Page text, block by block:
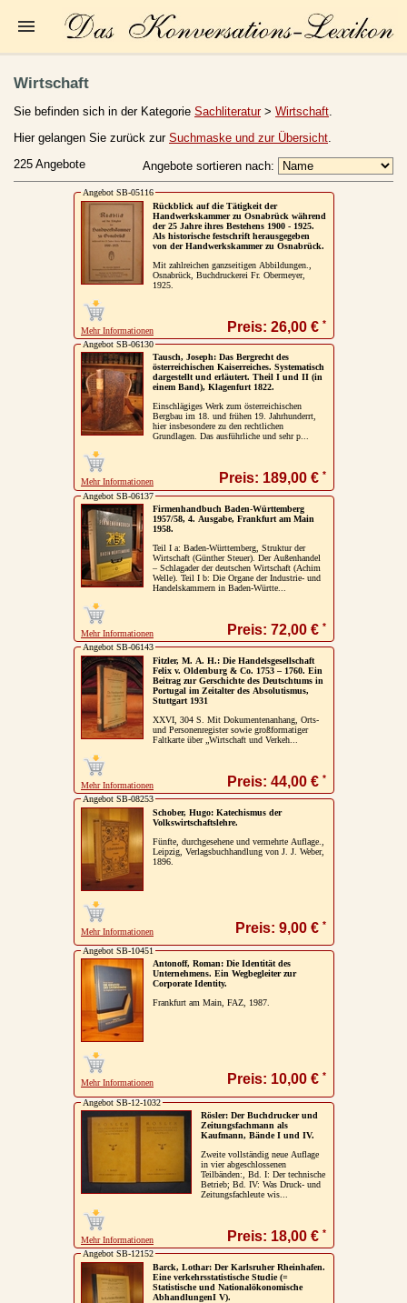
Kleine Kulturgeschichte
Die Brockhaus Auflagen
Die Meyer Auflagen
Zu den Angeboten
Widerrufsbelehrung
Geschäftsbedingungen
Datenschutzerklärung
Impressum / Kontakt
Vertrag widerrufen
Ihr Warenkorb
Wirtschaft
Sie befinden sich in der Kategorie Sachliteratur> Wirtschaft.
Hier gelangen Sie zurück zur Suchmaske und zur Übersicht.
225 Angebote
Angebote sortieren nach:
Angebot SB-05116
Rückblick auf die Tätigkeit der
Handwerkskammer zu Osnabrück während
der 25 Jahre ihres Bestehens 1900 - 1925.
Als historische festschrift herausgegeben
von der Handwerkskammer zu Osnabrück.
Mit zahlreichen ganzseitigen Abbildungen.,
Osnabrück, Buchdruckerei Fr. Obermeyer,
1925.
Mehr Informationen Preis: 26,00 € *
Angebot SB-06130
Tausch, Joseph: Das Bergrecht des
österreichischen Kaiserreiches. Systematisch
dargestellt und erläutert. Theil I und II (in
einem Band), Klagenfurt 1822.
Einschlägiges Werk zum österreichischen
Bergbau im 18. und frühen 19. Jahrhunderrt,
hier insbesondere zu den rechtlichen
Grundlagen. Das ausführliche und sehr p...
Mehr Informationen Preis: 189,00 € *
Angebot SB-06137
Firmenhandbuch Baden-Württemberg
1957/58, 4. Ausgabe, Frankfurt am Main
1958.
Teil I a: Baden-Württemberg, Struktur der
Wirtschaft (Günther Steuer). Der Außenhandel
– Schlagader der deutschen Wirtschaft (Achim
Welle). Teil I b: Die Organe der Industrie- und
Handelskammern in Baden-Württe...
Mehr Informationen Preis: 72,00 € *
Angebot SB-06143
Fitzler, M. A. H.: Die Handelsgesellschaft
Felix v. Oldenburg & Co. 1753 – 1760. Ein
Beitrag zur Gerschichte des Deutschtums in
Portugal im Zeitalter des Absolutismus,
Stuttgart 1931
XXVI, 304 S. Mit Dokumentenanhang, Orts-
und Personenregister sowie großformatiger
Faltkarte über „Wirtschaft und Verkeh...
Mehr Informationen Preis: 44,00 € *
Angebot SB-08253
Schober, Hugo: Katechismus der
Volkswirtschaftslehre.
Fünfte, durchgesehene und vermehrte Auflage.,
Leipzig, Verlagsbuchhandlung von J. J. Weber,
1896.
Mehr Informationen Preis: 9,00 € *
Angebot SB-10451
Antonoff, Roman: Die Identität des
Unternehmens. Ein Wegbegleiter zur
Corporate Identity.
Frankfurt am Main, FAZ, 1987.
Mehr Informationen Preis: 10,00 € *
Angebot SB-12-1032
Rösler: Der Buchdrucker und
Zeitungsfachmann als
Kaufmann, Bände I und IV.
Zweite vollständig neue Auflage
in vier abgeschlossenen
Teilbänden:, Bd. I: Der technische
Betrieb; Bd. IV: Was Druck- und
Zeitungsfachleute wis...
Mehr Informationen Preis: 18,00 € *
Angebot SB-12152
Barck, Lothar: Der Karlsruher Rheinhafen.
Eine verkehrsstatistische Studie (=
Statistische und Nationalökonomische
AbhandlungenI V).